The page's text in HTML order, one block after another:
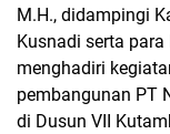
M.H., didampingi
Kusnadi serta
menghadiri
pembangunan PT
di Dusun VII